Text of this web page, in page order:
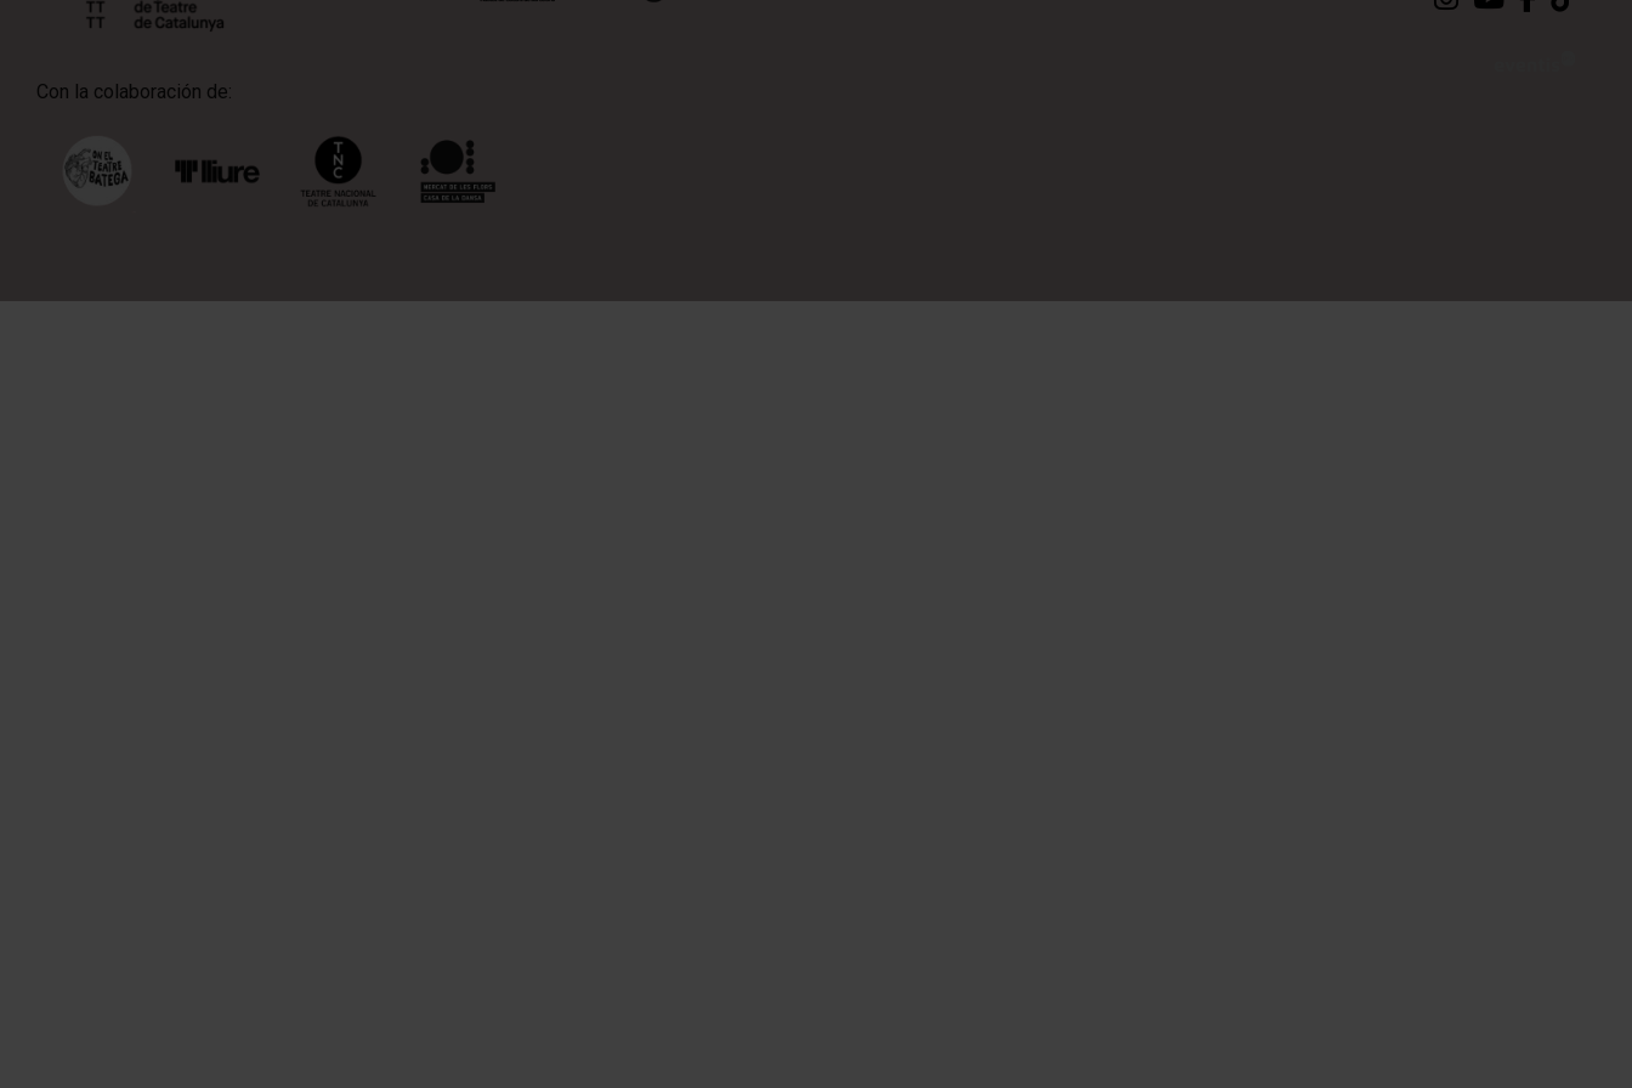
Con la colaboración de: